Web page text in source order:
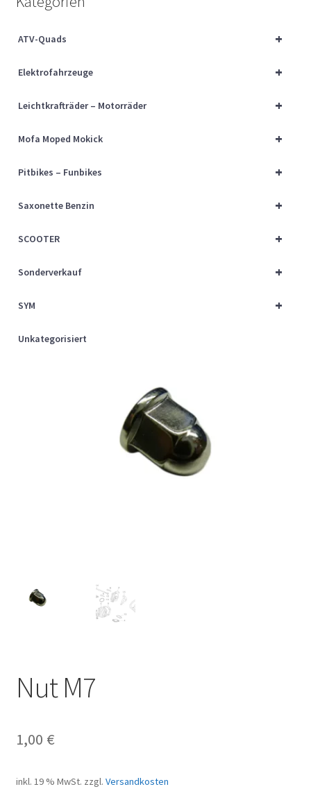
Über uns
+
ATV-Quads
+
Elektrofahrzeuge
+
Leichtkrafträder – Motorräder
+
Mofa Moped Mokick
+
Pitbikes – Funbikes
+
Saxonette Benzin
+
SCOOTER
+
Sonderverkauf
+
SYM
Unkategorisiert
Nut M7
1,00 €
inkl. 19 % MwSt. zzgl. Versandkosten